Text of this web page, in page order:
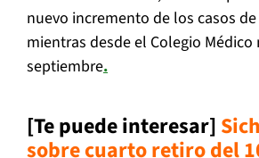
nuevo incremento de los casos
mientras desde el Colegio
septiembre.
[Te puede interesar]
sobre cuarto retiro del